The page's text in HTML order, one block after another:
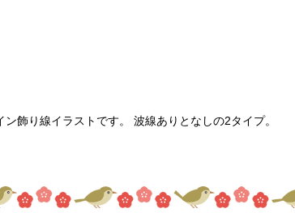
飾り線イラストです。 波線ありとなしの2タイプ。